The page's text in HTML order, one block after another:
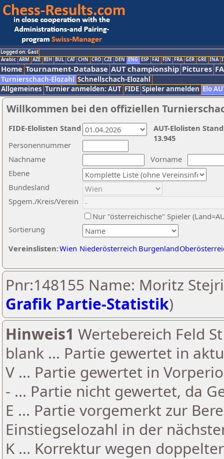
Logged on: Gast
Arabic ARM AZE BIH BUL CAT CHN CRO CZE DEN ENG ESP FAI FIN FRA GER GRE INA
Home Tournament-Database AUT championship Pictures
Turnierschach-Elozahl Schnellschach-Elozahl
Allgemeines Turnier anmelden: AUT FIDE Spieler anmelden Elo
Willkommen bei den offiziellen
Nachname
Vorname
Ebene
Sortierung
Personennummer
Bundesland
Spgem./Kreis/Verein
Nur "österreichische" Spieler
Vereinslisten:Wien Niederösterreich Burgenland
AUT-Elolisten
13.945
FIDE-Elolisten Stand
Pnr:148155 Name: Moritz
Grafik Partie-Statistik)
Hinweis1 Wertebereich Feld
blank ... Partie gewertet in
V ... Partie gewertet in
- ... Partie nicht gewertet, da
E ... Partie vorgemerkt zur
Einstiegselozahl in der
K ... Korrektur wegen